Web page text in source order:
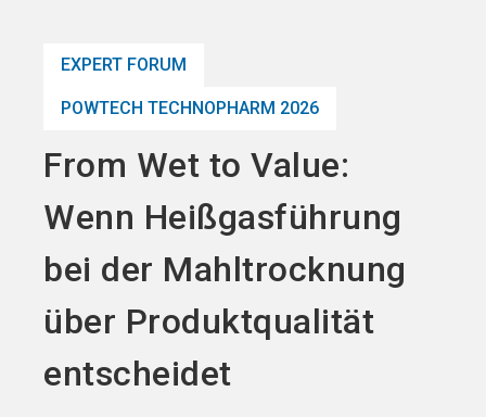
EXPERT FORUM
POWTECH TECHNOPHARM 2026
From Wet to Value:
Wenn Heißgasführung
bei der Mahltrocknung
über Produktqualität
entscheidet